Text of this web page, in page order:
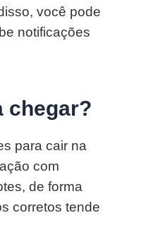
você pode
notificações
chegar?
para cair na
com
de forma
corretos tende